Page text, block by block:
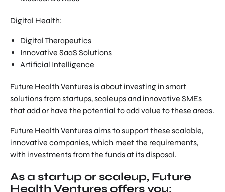
Digital Health:
Digital Therapeutics
Innovative SaaS Solutions
Artificial Intelligence
Future Health Ventures is about investing in smart
solutions from startups, scaleups and innovative SMEs
that add or have the potential to add value to these areas.
Future Health Ventures aims to support these scalable,
innovative companies, which meet the requirements,
with investments from the funds at its disposal.
As a startup or scaleup, Future
Health Ventures offers you: